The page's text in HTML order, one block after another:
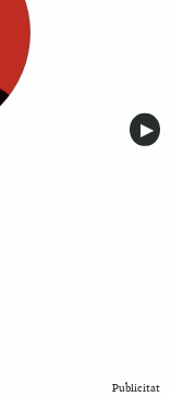
▶︎
Publicitat